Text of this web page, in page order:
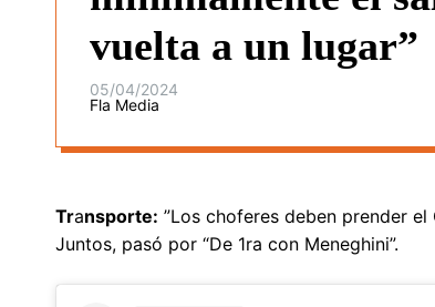
vuelta a un lugar”
05/04/2024
Fla Media
Transporte: ”Los choferes deben prender
Juntos, pasó por “De 1ra con Meneghini”.